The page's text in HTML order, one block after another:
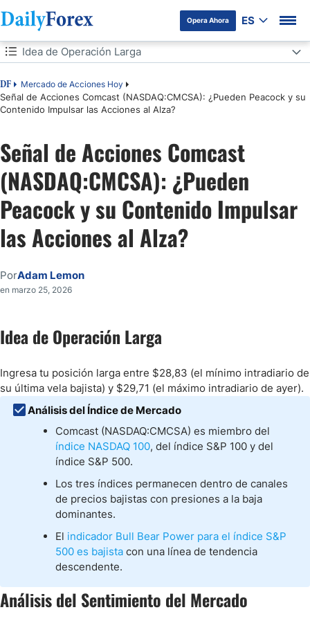
Opera Ahora ES
Tabla de contenidos
DF Mercado de Acciones Hoy
Señal de Acciones Comcast (NASDAQ:CMCSA): ¿Pueden Peacock y su
Contenido Impulsar las Acciones al Alza?
Idea de Operación Larga
Idea de Operación Larga
Análisis del Sentimiento del Mercado
Análisis Fundamental de Comcast
Análisis Técnico de Comcast
Mi Operación de Acciones Largas de CMCSA
Señal de Acciones Comcast
(NASDAQ:CMCSA): ¿Pueden
Peacock y su Contenido Impulsar
las Acciones al Alza?
PorAdam Lemon
en marzo 25, 2026
Idea de Operación Larga
Ingresa tu posición larga entre $28,83 (el mínimo intradiario de
su última vela bajista) y $29,71 (el máximo intradiario de ayer).
Análisis del Índice de Mercado
Comcast (NASDAQ:CMCSA) es miembro del
índice NASDAQ 100, del índice S&P 100 y del
índice S&P 500.
Los tres índices permanecen dentro de canales
de precios bajistas con presiones a la baja
dominantes.
El indicador Bull Bear Power para el índice S&P
500 es bajista con una línea de tendencia
descendente.
Análisis del Sentimiento del Mercado